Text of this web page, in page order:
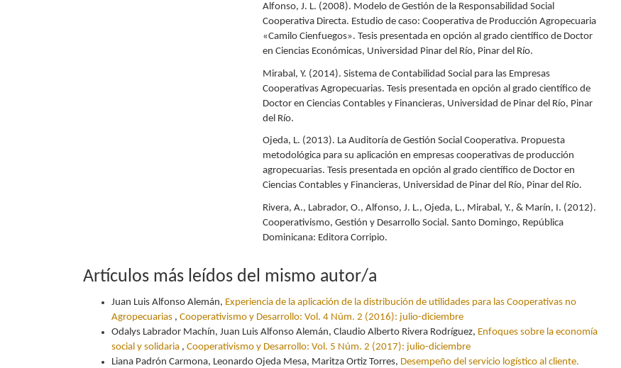
Alfonso, J. L. (2008). Modelo de Gestión de la Responsabilidad Social
Cooperativa Directa. Estudio de caso: Cooperativa de Producción Agropecuaria
«Camilo Cienfuegos». Tesis presentada en opción al grado científico de Doctor
en Ciencias Económicas, Universidad Pinar del Río, Pinar del Río.
Mirabal, Y. (2014). Sistema de Contabilidad Social para las Empresas
Cooperativas Agropecuarias. Tesis presentada en opción al grado científico de
Doctor en Ciencias Contables y Financieras, Universidad de Pinar del Río, Pinar
del Río.
Ojeda, L. (2013). La Auditoría de Gestión Social Cooperativa. Propuesta
metodológica para su aplicación en empresas cooperativas de producción
agropecuarias. Tesis presentada en opción al grado científico de Doctor en
Ciencias Contables y Financieras, Universidad de Pinar del Río, Pinar del Río.
Rivera, A., Labrador, O., Alfonso, J. L., Ojeda, L., Mirabal, Y., & Marín, I. (2012).
Cooperativismo, Gestión y Desarrollo Social. Santo Domingo, República
Dominicana: Editora Corripio.
Artículos más leídos del mismo autor/a
Juan Luis Alfonso Alemán, Experiencia de la aplicación de la distribución de utilidades para las Cooperativas no
Agropecuarias , Cooperativismo y Desarrollo: Vol. 4 Núm. 2 (2016): julio-diciembre
Odalys Labrador Machín, Juan Luis Alfonso Alemán, Claudio Alberto Rivera Rodríguez, Enfoques sobre la economía
social y solidaria , Cooperativismo y Desarrollo: Vol. 5 Núm. 2 (2017): julio-diciembre
Liana Padrón Carmona, Leonardo Ojeda Mesa, Maritza Ortiz Torres, Desempeño del servicio logístico al cliente.